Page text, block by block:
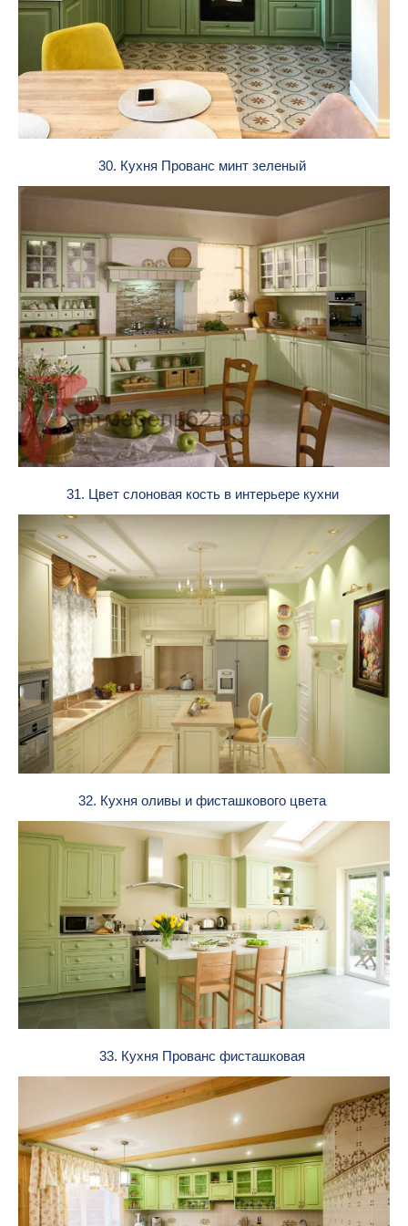
30. Кухня Прованс минт зеленый
31. Цвет слоновая кость в интерьере кухни
32. Кухня оливы и фисташкового цвета
33. Кухня Прованс фисташковая